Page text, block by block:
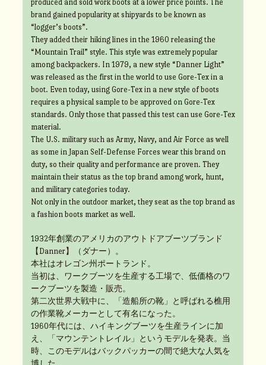
produced and sold work boots at a lower price points. The
brand gained popularity at shipyards to be known as
“logger’s boots”.
They added their hiking lines in the 1960 releasing the
“Mountain Trail” style. This style was extremely popular
among backpackers. In 1979, a new style “Danner Light”
was released as the first in the world to use Gore-Tex in a
boot. Even today, using Gore-Tex in a new style of boots
requires a physical sample to be approved on Gore-Tex
standards. Only those that passed this test can use Gore-Tex
material.
The U.S. military such as Army, Navy, and Air Force as well
as some in Japan Self-Defense Forces wear this brand on
duty, so their quality and performance are proven. They
maintain their status as the top brand among work, hunt,
and military categories today.
Not only in the outdoor market, they seat as the top brand as
a fashion boots market as well.
1932年創業のアメリカのアウトドアブーツブランド
【Danner】（ダナー）。
本社はオレゴン州ポートランド。
当初は、ワークブーツを生産する工場で、低価格のワ
ークブーツを製造・販売。
第二次世界大戦中に、「造船所の靴」と呼ばれる樵用
の作業靴メーカーとして有名になった。
1960年代には、ハイキングブーツを生産ラインに加
え、「マウンテントレイル」というモデルを発表。当
時、このモデルはバックパッカーの間で絶大な人気を